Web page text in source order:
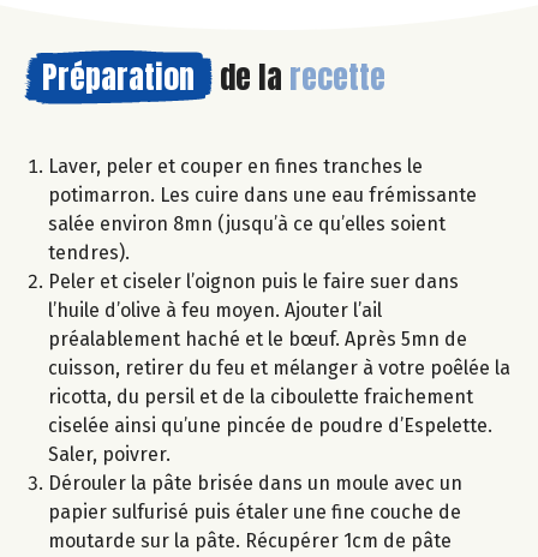
Préparation de la recette
Laver, peler et couper en fines tranches le
potimarron. Les cuire dans une eau frémissante
salée environ 8mn (jusqu’à ce qu’elles soient
tendres).
Peler et ciseler l’oignon puis le faire suer dans
l’huile d’olive à feu moyen. Ajouter l’ail
préalablement haché et le bœuf. Après 5mn de
cuisson, retirer du feu et mélanger à votre poêlée la
ricotta, du persil et de la ciboulette fraichement
ciselée ainsi qu’une pincée de poudre d’Espelette.
Saler, poivrer.
Dérouler la pâte brisée dans un moule avec un
papier sulfurisé puis étaler une fine couche de
moutarde sur la pâte. Récupérer 1cm de pâte